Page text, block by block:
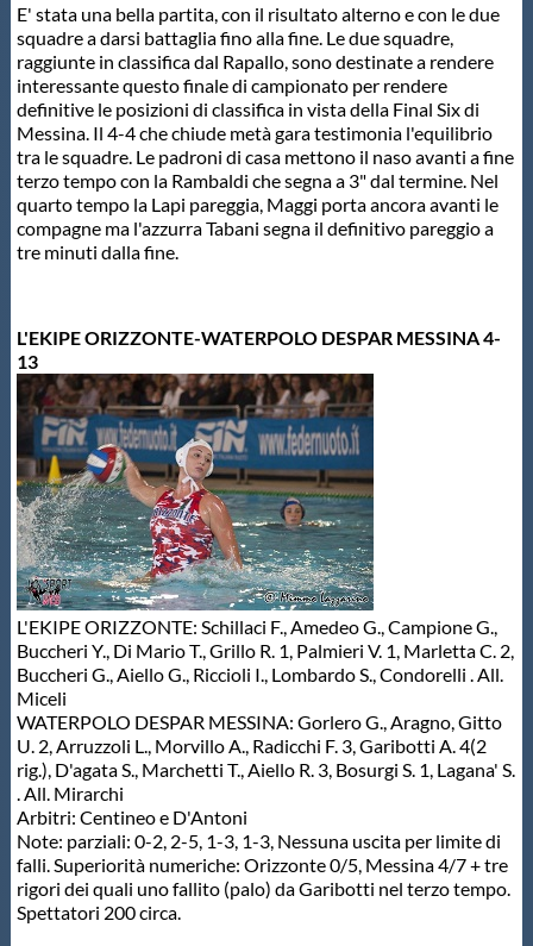
E' stata una bella partita, con il risultato alterno e con le due
squadre a darsi battaglia fino alla fine. Le due squadre,
raggiunte in classifica dal Rapallo, sono destinate a rendere
interessante questo finale di campionato per rendere
definitive le posizioni di classifica in vista della Final Six di
Messina. Il 4-4 che chiude metà gara testimonia l'equilibrio
tra le squadre. Le padroni di casa mettono il naso avanti a fine
terzo tempo con la Rambaldi che segna a 3" dal termine. Nel
quarto tempo la Lapi pareggia, Maggi porta ancora avanti le
compagne ma l'azzurra Tabani segna il definitivo pareggio a
tre minuti dalla fine.
L'EKIPE ORIZZONTE-WATERPOLO DESPAR MESSINA 4-
13
L'EKIPE ORIZZONTE: Schillaci F., Amedeo G., Campione G.,
Buccheri Y., Di Mario T., Grillo R. 1, Palmieri V. 1, Marletta C. 2,
Buccheri G., Aiello G., Riccioli I., Lombardo S., Condorelli . All.
Miceli
WATERPOLO DESPAR MESSINA: Gorlero G., Aragno, Gitto
U. 2, Arruzzoli L., Morvillo A., Radicchi F. 3, Garibotti A. 4(2
rig.), D'agata S., Marchetti T., Aiello R. 3, Bosurgi S. 1, Lagana' S.
. All. Mirarchi
Arbitri: Centineo e D'Antoni
Note: parziali: 0-2, 2-5, 1-3, 1-3, Nessuna uscita per limite di
falli. Superiorità numeriche: Orizzonte 0/5, Messina 4/7 + tre
rigori dei quali uno fallito (palo) da Garibotti nel terzo tempo.
Spettatori 200 circa.